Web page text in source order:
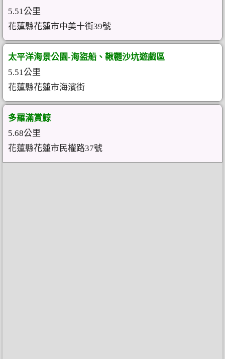
5.51公里
花蓮縣花蓮市中美十街39號
太平洋海景公園-海盜船、鞦韆沙坑遊戲區
5.51公里
花蓮縣花蓮市海濱街
多羅滿賞鯨
5.68公里
花蓮縣花蓮市民權路37號